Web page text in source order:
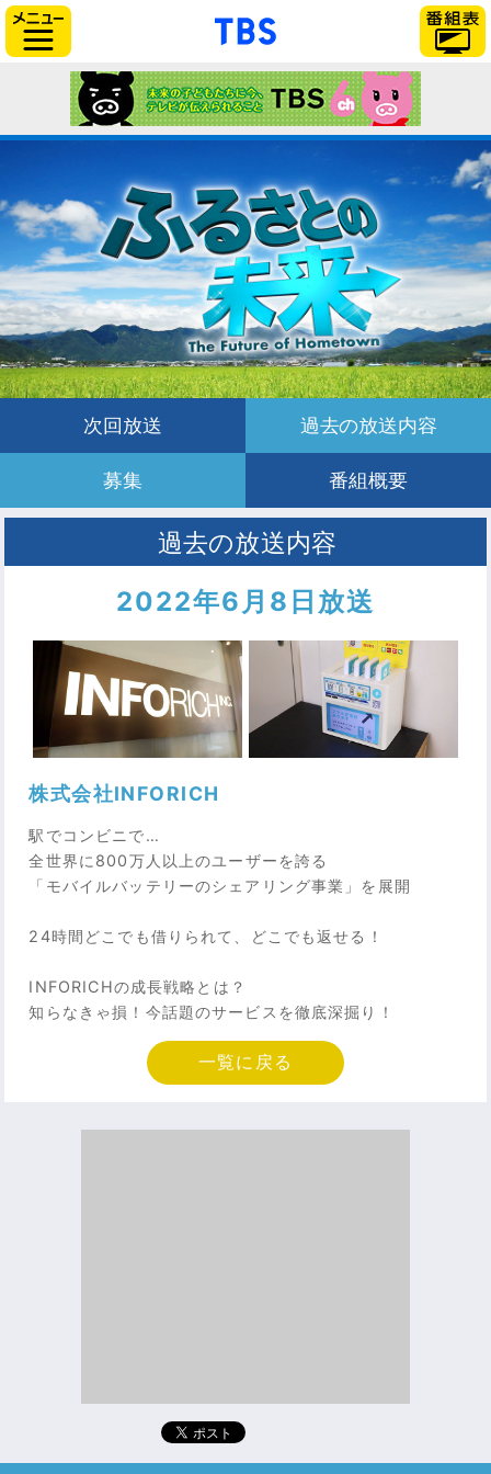
「TBSテレビ」トップ
2022年6月8日放送
株式会社INFORICH
駅でコンビニで…
全世界に800万人以上のユーザーを誇る
「モバイルバッテリーのシェアリング事業」を展開
24時間どこでも借りられて、どこでも返せる！
INFORICHの成長戦略とは？
知らなきゃ損！今話題のサービスを徹底深掘り！
一覧に戻る